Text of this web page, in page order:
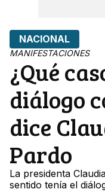
NACIONAL
MANIFESTACIONES
¿Qué
diálogo
dice
Pardo
La presidenta
sentido tenía el